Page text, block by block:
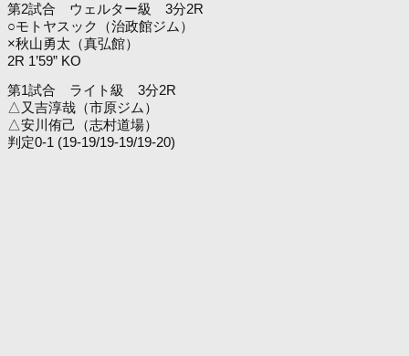
第2試合 ウェルター級 3分2R
○モトヤスック（治政館ジム）
×秋山勇太（真弘館）
2R 1’59” KO
第1試合 ライト級 3分2R
△又吉淳哉（市原ジム）
△安川侑己（志村道場）
判定0-1 (19-19/19-19/19-20)